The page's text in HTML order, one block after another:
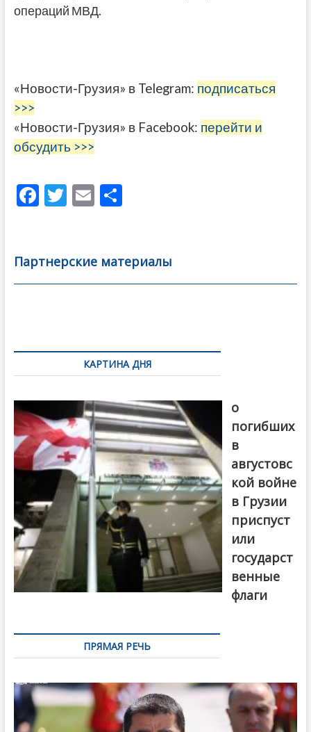
операций МВД.
«Новости-Грузия» в Telegram: подписаться
>>>
«Новости-Грузия» в Facebook: перейти и
обсудить >>>
F
b
o
T
er
E
l
О
а
в
Партнерские материалы
по
записямКАРТИНА ДНЯ
о
погибших
в
августовс
кой войне
в Грузии
приспуст
или
государст
венные
флаги
ПРЯМАЯ РЕЧЬ